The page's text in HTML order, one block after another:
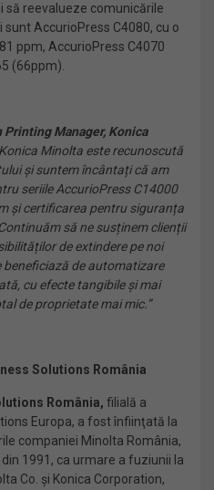
să reevalueze comunicările
AccurioPress C4080, cu o
ppm, AccurioPress C4070
(66ppm).
Manager, Konica
Minolta este recunoscută
și suntem încântați că am
seriile AccurioPress C14000
și certificarea pentru siguranța
Continuăm să ne susținem clienții
de extindere pe noi
beneficiază de automatizare
cu efecte tangibile și mai
de proprietate mai mic.”
Solutions România
România, filială a
Europa, a fost înfiinţată la
companiei Minolta România,
1991, ca urmare a fuziunii la
Co. şi Konica Corporation,